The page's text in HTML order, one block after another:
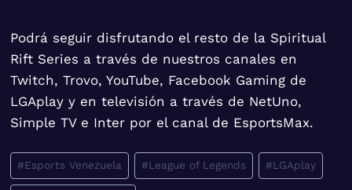
Podrá seguir disfrutando el resto de la Spiritual
Rift Series a través de nuestros canales en
Twitch, Trovo, YouTube, Facebook Gaming de
LGAplay y en televisión a través de NetUno,
Simple TV e Inter por el canal de EsportsMax.
Etiquetas
de
#Esports Venezuela #League of Legends #LGAplay